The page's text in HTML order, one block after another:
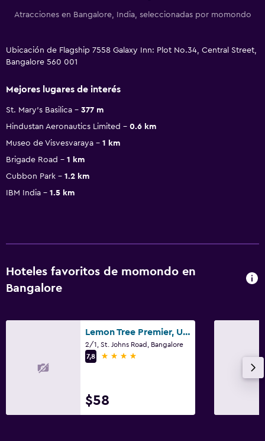
Atracciones en Bangalore, India, seleccionadas por momondo
Ubicación de Flagship 7558 Galaxy Inn: Plot No.34, Central Street,
Bangalore 560 001
Mejores lugares de interés
St. Mary's Basilica
377 m
Hindustan Aeronautics Limited
0.6 km
Museo de Visvesvaraya
1 km
Brigade Road
1 km
Cubbon Park
1.2 km
IBM India
1.5 km
Hoteles favoritos de momondo en
Bangalore
Lemon Tree Premier, Ulsoor Lake, Bangalore
2/1, St. Johns Road, Bangalore
7,8
4 estrellas
$58